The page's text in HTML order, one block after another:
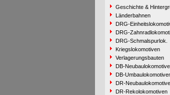
Geschichte &
Länderbahnen
DRG-
DRG-
DRG-Schmalspurlok.
Kriegslokomotiven
Verlagerungsbauten
DB-
DB-
DR-
DR-Rekolokomotiven